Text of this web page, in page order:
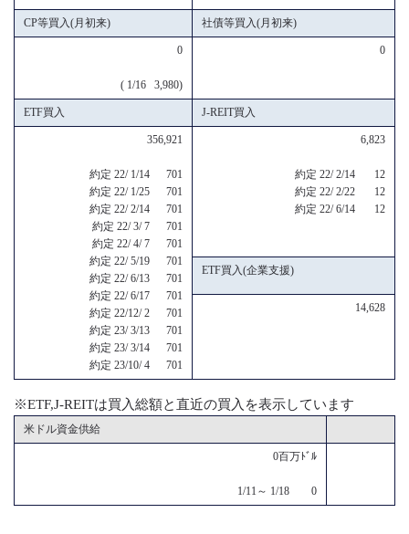
CP等買入(月初来) 社債等買入(月初来)
0
( 1/16 3,980)
0
ETF買入 J-REIT買入
356,921
約定 22/ 1/14 701
約定 22/ 1/25 701
約定 22/ 2/14 701
約定 22/ 3/ 7 701
約定 22/ 4/ 7 701
約定 22/ 5/19 701
約定 22/ 6/13 701
約定 22/ 6/17 701
約定 22/12/ 2 701
約定 23/ 3/13 701
約定 23/ 3/14 701
約定 23/10/ 4 701
6,823
約定 22/ 2/14 12
約定 22/ 2/22 12
約定 22/ 6/14 12
ETF買入(企業支援)
14,628
※ETF,J-REITは買入総額と直近の買入を表示しています
米ドル資金供給
0百万ﾄﾞﾙ
1/11～ 1/18 0